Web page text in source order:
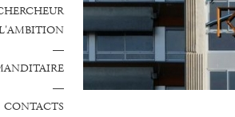
—
—
CONTACTS